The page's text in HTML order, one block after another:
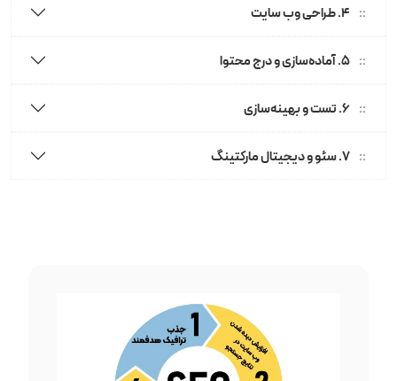
4. طراحی وب سایت
5. آماده‌سازی و درج محتوا
6. تست و بهینه‌سازی
7. سئو و دیجیتال مارکتینگ